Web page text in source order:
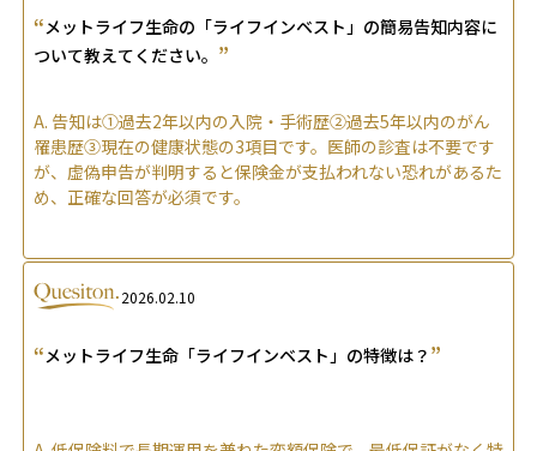
“メットライフ生命の「ライフインベスト」の簡易告知内容に
ついて教えてください。 ”
A. 告知は①過去2年以内の入院・手術歴②過去5年以内のがん
罹患歴③現在の健康状態の3項目です。医師の診査は不要です
が、虚偽申告が判明すると保険金が支払われない恐れがあるた
め、正確な回答が必須です。
2026.02.10
“メットライフ生命「ライフインベスト」の特徴は？ ”